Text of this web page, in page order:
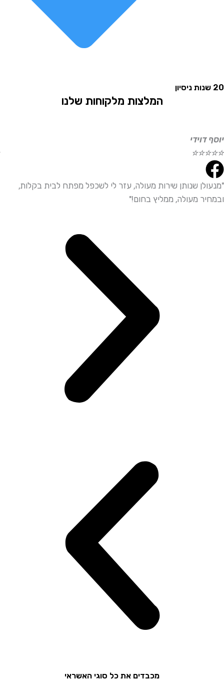
המלצות מלקוחות שלנו
☆
☆
שנותן שירות מעולה, עזר לי לשכפל מפתח לבית בקלות,
מעולה, ממליץ בחום!"
מכבדים את כל סוגי האשראי